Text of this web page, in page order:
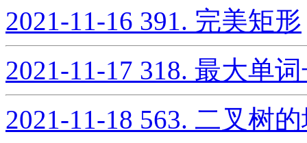
2021-11-16 391. 完美矩形
2021-11-17 318. 最大单
2021-11-18 563. 二叉树